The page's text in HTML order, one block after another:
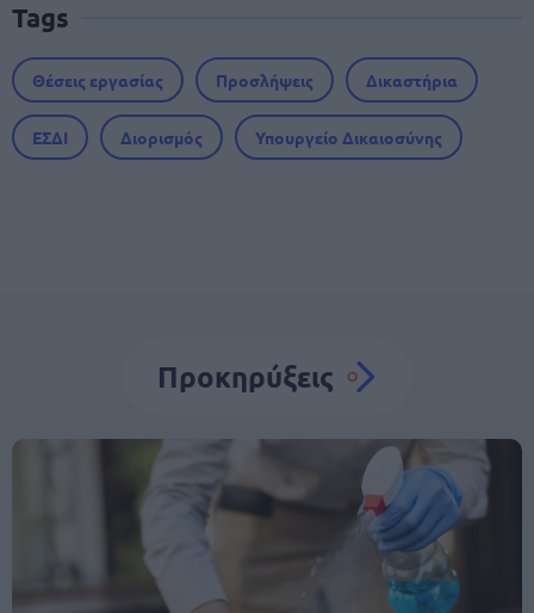
Tags
Θέσεις εργασίας Προσλήψεις Δικαστήρια
ΕΣΔΙ Διορισμός Υπουργείο Δικαιοσύνης
Προκηρύξεις